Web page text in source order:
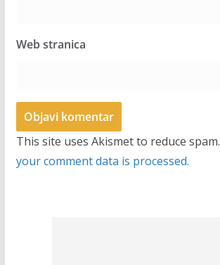
Web stranica
This site uses Akismet to reduce spam.
your comment data is processed.